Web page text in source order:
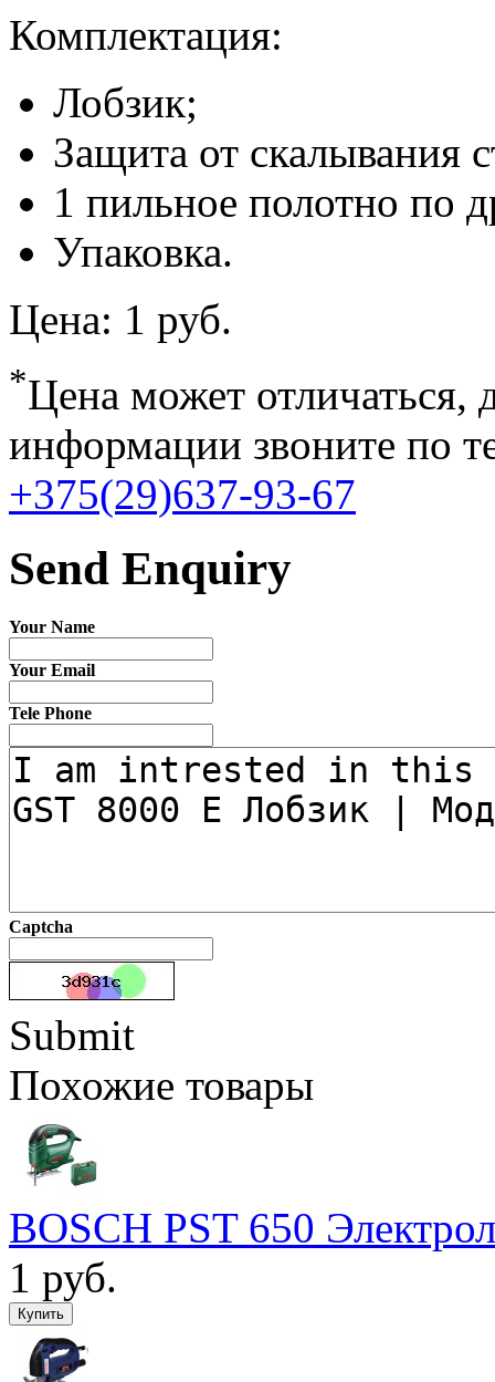
Комплектация:
Лобзик;
Защита от скалывания
1 пильное полотно по
Упаковка.
Цена: 1 руб.
*Цена может отличаться,
информации звоните по
+375(29)637-93-67
Send Enquiry
Your Name
Your Email
Tele Phone
Captcha
Submit
Похожие товары
BOSCH PST 650
1 руб.